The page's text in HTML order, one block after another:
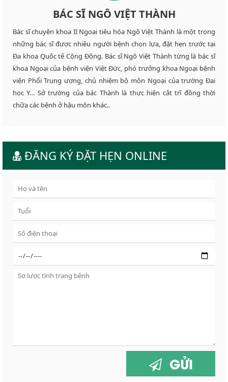
BÁC SĨ NGÔ VIỆT THÀNH
Bác sĩ chuyên khoa II Ngoại tiêu hóa Ngô Việt Thành là một trong
những bác sĩ được nhiều người bệnh chọn lựa, đặt hẹn trước tại
Đa khoa Quốc tế Cộng Đồng. Bác sĩ Ngô Việt Thành từng là bác sĩ
khoa Ngoại của bệnh viện Việt Đức, phó trưởng khoa Ngoại bệnh
viện Phổi Trung ương, chủ nhiệm bộ môn Ngoại của trường Đại
học Y… Sở trường của bác Thành là thực hiện cắt trĩ đồng thời
chữa các bệnh ở hậu môn khác..
ĐĂNG KÝ ĐẶT HẸN ONLINE
GỬI